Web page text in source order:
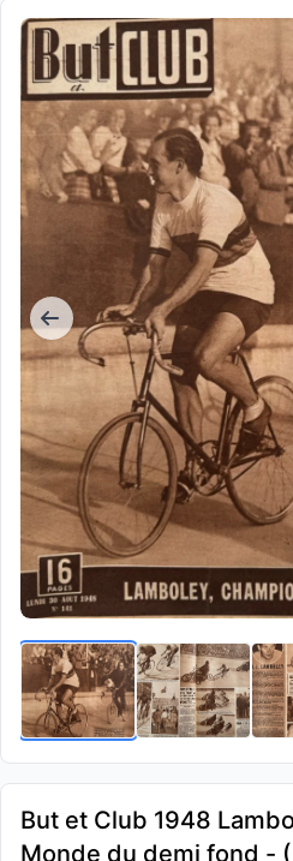
But et Club 1948
Monde du demi fond -